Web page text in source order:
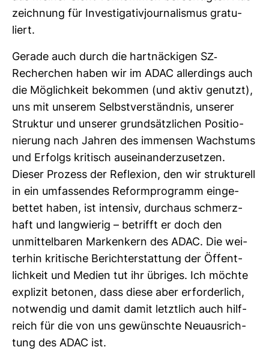
zeich­nung für Inves­ti­ga­ti­vjour­na­lismus gra­tu­
liert.
Gerade auch durch die hart­nä­ckigen SZ-​
Recher­chen haben wir im ADAC aller­dings auch
die Mög­lich­keit bekommen (und aktiv genutzt),
uns mit unserem Selbst­ver­ständnis, unserer
Struktur und unserer grund­sätz­li­chen Posi­tio­
nie­rung nach Jahren des immensen Wachs­tums
und Erfolgs kri­tisch aus­ein­an­der­zu­setzen.
Dieser Pro­zess der Refle­xion, den wir struk­tu­rell
in ein umfas­sendes Reform­pro­gramm ein­ge­
bettet haben, ist intensiv, durchaus schmerz­
haft und lang­wierig – betrifft er doch den
unmit­tel­baren Mar­ken­kern des ADAC. Die wei­
terhin kri­ti­sche Bericht­erstat­tung der Öffent­
lich­keit und Medien tut ihr übriges. Ich möchte
explizit betonen, dass diese aber erfor­der­lich,
not­wendig und damit damit letzt­lich auch hilf­
reich für die von uns gewünschte Neu­aus­rich­
tung des ADAC ist.